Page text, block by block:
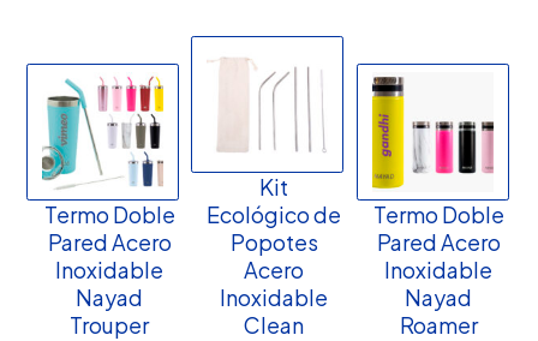
Termo Doble
Pared Acero
Inoxidable
Nayad
Trouper
Kit
Ecológico de
Popotes
Acero
Inoxidable
Clean
Termo Doble
Pared Acero
Inoxidable
Nayad
Roamer